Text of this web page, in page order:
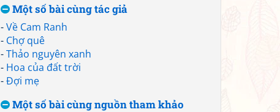
Một số bài cùng tác giả
-Về Cam Ranh
- Chợ quê
-Thảo nguyên xanh
- Hoa của đất trời
-Đợi mẹ
Một số bài cùng nguồn tham khảo